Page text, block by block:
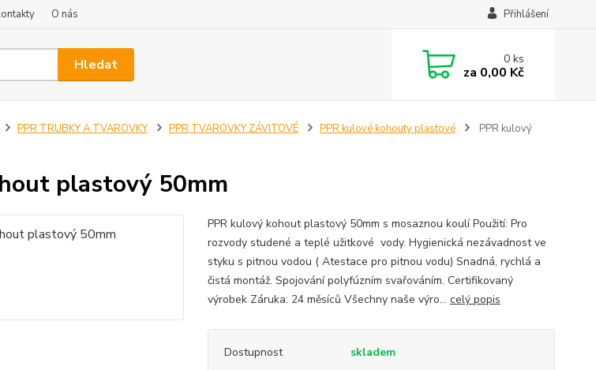
O nás Přihlášení
Hledat 0ks
za 0,00 Kč
PPR TRUBKY A TVAROVKY PPR TVAROVKY ZÁVITOVÉ PPR kulové kohouty plastové
PPR kulový
plastový 50mm
PPR kulový kohout plastový 50mm s mosaznou koulí Použití: Pro
rozvody studené a teplé užitkové vody. Hygienická nezávadnost ve
styku s pitnou vodou ( Atestace pro pitnou vodu) Snadná, rychlá a
čistá montáž. Spojování polyfúzním svařováním. Certifikovaný
výrobek Záruka: 24 měsíců Všechny naše výro... celý popis
Dostupnost skladem